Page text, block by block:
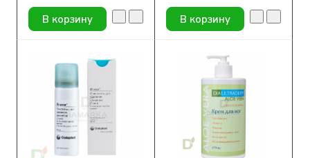
В корзину В корзину